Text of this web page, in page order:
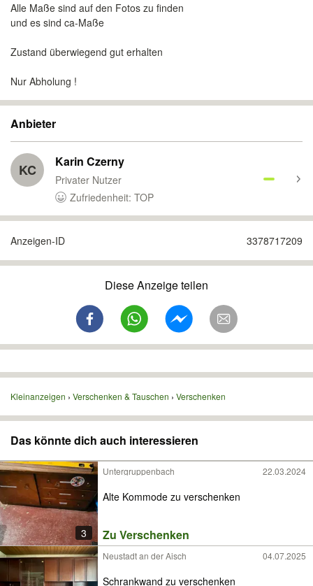
Alle Maße sind auf den Fotos zu finden
und es sind ca-Maße
Zustand überwiegend gut erhalten
Nur Abholung !
Anbieter
KC Karin Czerny
Privater Nutzer
Zufriedenheit: TOP
Anzeigen-ID 3378717209
Diese Anzeige teilen
Kleinanzeigen Verschenken & Tauschen Verschenken
Das könnte dich auch interessieren
3
Untergruppenbach 22.03.2024
Alte Kommode zu verschenken
Zu Verschenken
Neustadt an der Aisch 04.07.2025
Schrankwand zu verschenken